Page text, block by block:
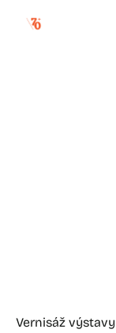
Vernisáž výstavy